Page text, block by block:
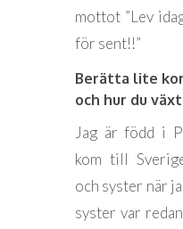
mottot ”Lev
för sent!!”
Berätta lite
och hur du
Jag är född i
kom till
och syster när
syster var